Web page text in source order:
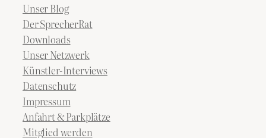
Unser Blog
Der SprecherRat
Downloads
Unser Netzwerk
Künstler-Interviews
Datenschutz
Impressum
Anfahrt & Parkplätze
Mitglied werden